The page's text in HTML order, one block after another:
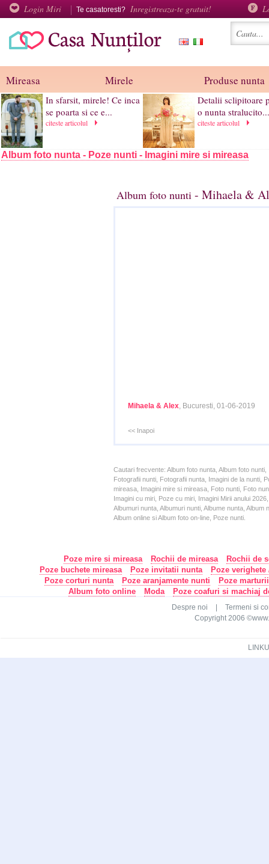
Login Miri Te casatoresti? Inregistreaza-te gratuit!
Mireasa Mirele Produse nunta
In sfarsit, mirele! Ce inca
se poarta si ce e...
citeste articolul
Detalii sclipitoare
o nunta stralucito...
citeste articolul
Album foto nunta - Poze nunti - Imagini mire si mireasa
Album foto nunti - Mihaela &
Mihaela & Alex, Bucuresti, 01-06-2019
<< Inapoi
Cautari frecvente: Album foto nunta, Album foto
Fotografii nunti, Fotografii nunta, Imagini de la nunti,
mireasa, Imagini mire si mireasa, Foto nunti, Foto
Imagini cu miri, Poze cu miri, Imagini Mirii anului
Albumuri nunta, Albumuri nunti, Albume nunta,
Album online si Album foto on-line, Poze nunti.
Poze mire si mireasa Rochii de mireasa
Rochii de
Poze buchete mireasa
Poze invitatii nunta
Poze
Poze corturi nunta
Poze aranjamente nunti
Poze
Album foto online
Moda Poze coafuri si machiaj
Despre noi
Termeni si
Copyright 2006